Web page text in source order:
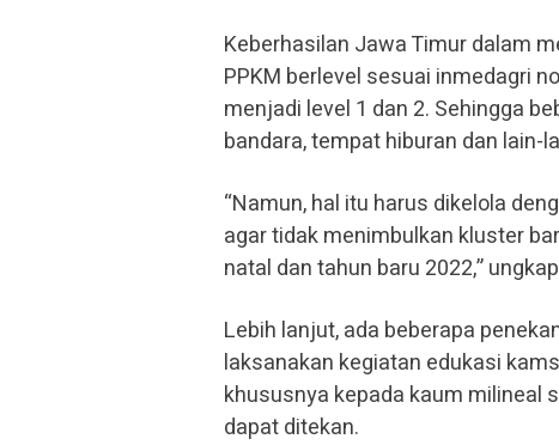
Keberhasilan Jawa Timur dalam
PPKM berlevel sesuai inmedagri
menjadi level 1 dan 2. Sehingga
bandara, tempat hiburan dan lain-
“Namun, hal itu harus dikelola
agar tidak menimbulkan kluster
natal dan tahun baru 2022,”
Lebih lanjut, ada beberapa
laksanakan kegiatan edukasi
khususnya kepada kaum milineal
dapat ditekan.